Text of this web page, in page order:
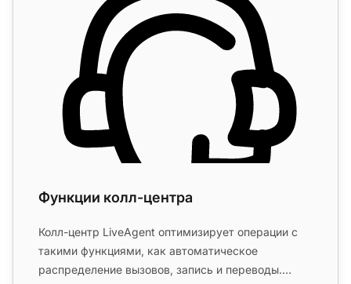
Функции колл-центра
Колл-центр LiveAgent оптимизирует операции с
такими функциями, как автоматическое
распределение вызовов, запись и переводы.